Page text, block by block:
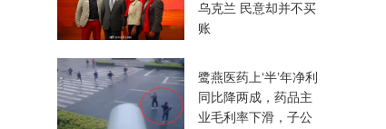
乌克兰 民意却并不买
账
鹭燕医药上‘半’年净利
同比降两成，药品主
业毛利率下滑，子公